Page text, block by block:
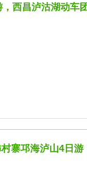
西昌泸沽湖动车
寨邛海泸山4日游